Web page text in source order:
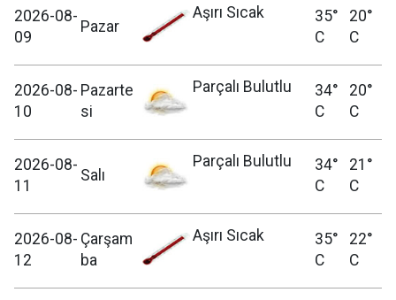
2026-08-
09
Pazar
Aşırı Sıcak
35°
C
20°
C
2026-08-
10
Pazarte
si
Parçalı Bulutlu
34°
C
20°
C
2026-08-
11
Salı
Parçalı Bulutlu
34°
C
21°
C
2026-08-
12
Çarşam
ba
Aşırı Sıcak
35°
C
22°
C